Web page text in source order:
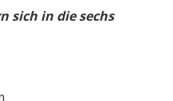
sich in die sechs